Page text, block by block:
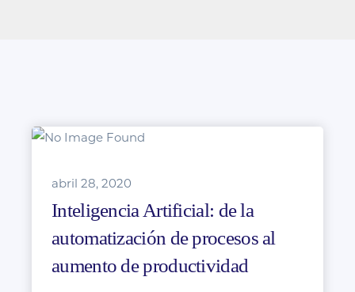
abril 28, 2020
Inteligencia Artificial: de la
automatización de procesos al
aumento de productividad